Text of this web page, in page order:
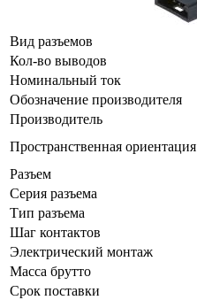
Вид разъемов
Кол-во выводов
Номинальный ток
Обозначение производителя
Производитель
Пространственная ориентация
Разъем
Серия разъема
Тип разъема
Шаг контактов
Электрический монтаж
Масса брутто
Срок поставки